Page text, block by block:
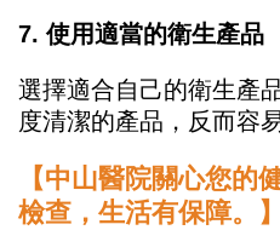
7. 使用適當的衛生產品
選擇適合自己的衛生產
度清潔的產品，反而容
【中山醫院關心您的
檢查，生活有保障。】